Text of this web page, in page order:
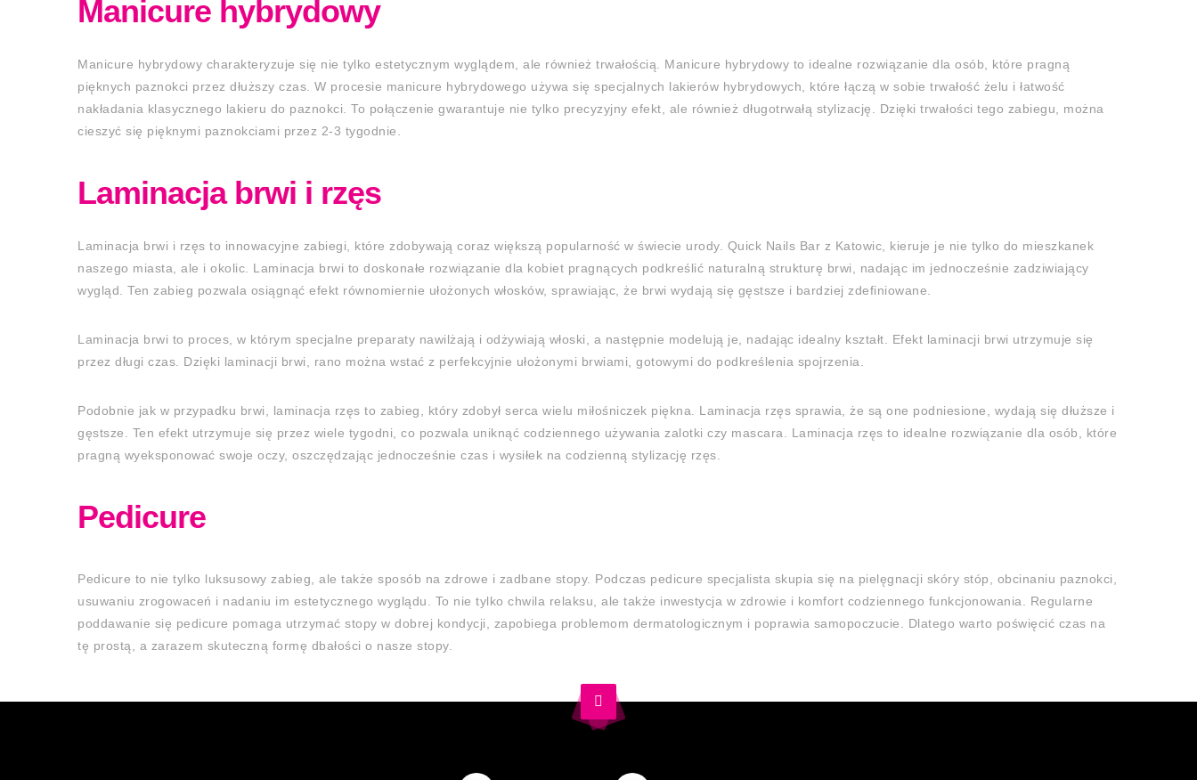
Manicure hybrydowy
Manicure hybrydowy charakteryzuje się nie tylko estetycznym wyglądem, ale również trwałością. Manicure hybrydowy to idealne rozwiązanie dla osób, które pragną
pięknych paznokci przez dłuższy czas. W procesie manicure hybrydowego używa się specjalnych lakierów hybrydowych, które łączą w sobie trwałość żelu i łatwość
nakładania klasycznego lakieru do paznokci. To połączenie gwarantuje nie tylko precyzyjny efekt, ale również długotrwałą stylizację. Dzięki trwałości tego zabiegu, można
cieszyć się pięknymi paznokciami przez 2-3 tygodnie.
Laminacja brwi i rzęs
Laminacja brwi i rzęs to innowacyjne zabiegi, które zdobywają coraz większą popularność w świecie urody. Quick Nails Bar z Katowic, kieruje je nie tylko do mieszkanek
naszego miasta, ale i okolic. Laminacja brwi to doskonałe rozwiązanie dla kobiet pragnących podkreślić naturalną strukturę brwi, nadając im jednocześnie zadziwiający
wygląd. Ten zabieg pozwala osiągnąć efekt równomiernie ułożonych włosków, sprawiając, że brwi wydają się gęstsze i bardziej zdefiniowane.
Laminacja brwi to proces, w którym specjalne preparaty nawilżają i odżywiają włoski, a następnie modelują je, nadając idealny kształt. Efekt laminacji brwi utrzymuje się
przez długi czas. Dzięki laminacji brwi, rano można wstać z perfekcyjnie ułożonymi brwiami, gotowymi do podkreślenia spojrzenia.
Podobnie jak w przypadku brwi, laminacja rzęs to zabieg, który zdobył serca wielu miłośniczek piękna. Laminacja rzęs sprawia, że są one podniesione, wydają się dłuższe i
gęstsze. Ten efekt utrzymuje się przez wiele tygodni, co pozwala uniknąć codziennego używania zalotki czy mascara. Laminacja rzęs to idealne rozwiązanie dla osób, które
pragną wyeksponować swoje oczy, oszczędzając jednocześnie czas i wysiłek na codzienną stylizację rzęs.
Pedicure
Pedicure to nie tylko luksusowy zabieg, ale także sposób na zdrowe i zadbane stopy. Podczas pedicure specjalista skupia się na pielęgnacji skóry stóp, obcinaniu paznokci,
usuwaniu zrogowaceń i nadaniu im estetycznego wyglądu. To nie tylko chwila relaksu, ale także inwestycja w zdrowie i komfort codziennego funkcjonowania. Regularne
poddawanie się pedicure pomaga utrzymać stopy w dobrej kondycji, zapobiega problemom dermatologicznym i poprawia samopoczucie. Dlatego warto poświęcić czas na
tę prostą, a zarazem skuteczną formę dbałości o nasze stopy.